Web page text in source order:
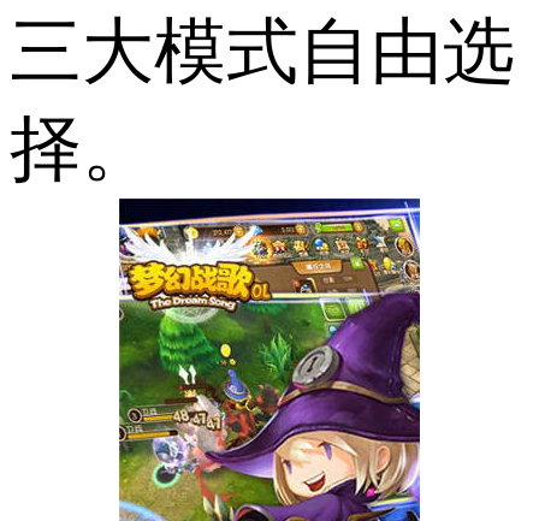
三大模式自由选
择。